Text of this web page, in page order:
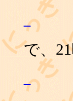
_
で、
_